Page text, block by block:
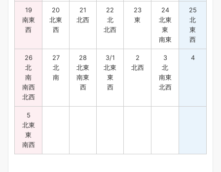
19
南東
西
20
北東
西
21
北西
22
北
北西
23
東
24
北東
東
南東
25
北
東
西
26
北
南
南西
北西
27
北
南
28
北東
南東
西
3/1
北東
東
西
2
北西
3
北
南東
北西
4
5
北東
東
南西